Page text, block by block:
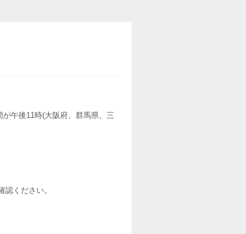
午後11時(大阪府、群馬県、三
ください。